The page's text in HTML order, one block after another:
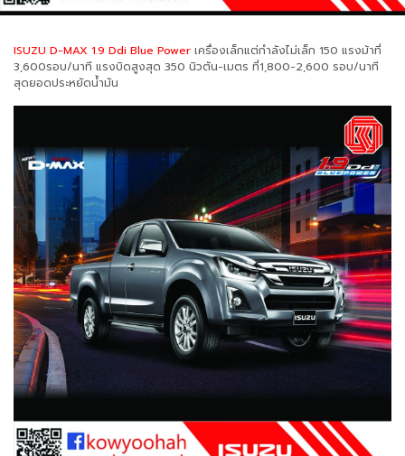
ISUZU D-MAX 1.9 Ddi Blue Power เครื่องเล็กแต่กำลังไม่เล็ก 150 แรงม้าที่
3,600รอบ/นาที แรงบิดสูงสุด 350 นิวตัน-เมตร ที่1,800-2,600 รอบ/นาที
สุดยอดประหยัดน้ำมัน